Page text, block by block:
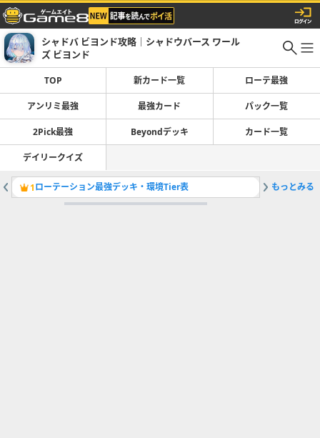
シャドバ ビヨンド攻略｜シャドウバース ワール
ズ ビヨンド
TOP 新カード一覧 ローテ最強
アンリミ最強 最強カード パック一覧
2Pick最強 Beyondデッキ カード一覧
デイリークイズ
1ローテーション最強デッキ・環境Tier表 2
もっとみる